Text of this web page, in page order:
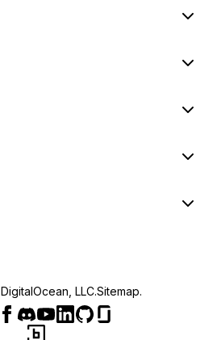
DigitalOcean, LLC.Sitemap.